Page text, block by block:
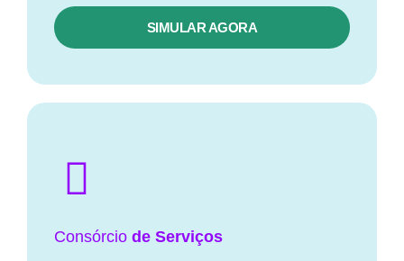
SIMULAR AGORA
Consórcio de Serviços